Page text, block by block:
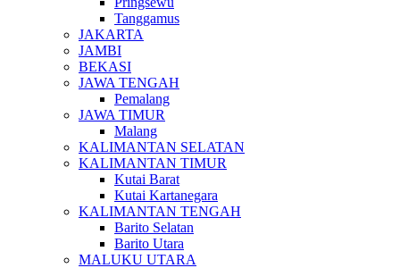
Tanggamus
JAKARTA
JAMBI
BEKASI
JAWA TENGAH
Pemalang
JAWA TIMUR
Malang
KALIMANTAN SELATAN
KALIMANTAN TIMUR
Kutai Barat
Kutai Kartanegara
KALIMANTAN TENGAH
Barito Selatan
Barito Utara
MALUKU UTARA